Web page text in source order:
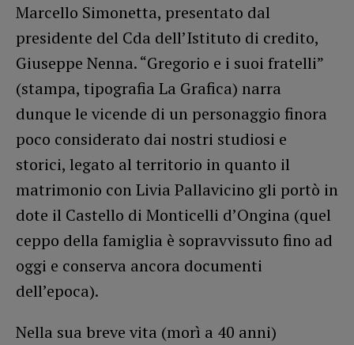
Marcello Simonetta, presentato dal
presidente del Cda dell’Istituto di credito,
Giuseppe Nenna. “Gregorio e i suoi fratelli”
(stampa, tipografia La Grafica) narra
dunque le vicende di un personaggio finora
poco considerato dai nostri studiosi e
storici, legato al territorio in quanto il
matrimonio con Livia Pallavicino gli portò in
dote il Castello di Monticelli d’Ongina (quel
ceppo della famiglia è sopravvissuto fino ad
oggi e conserva ancora documenti
dell’epoca).
Nella sua breve vita (morì a 40 anni)